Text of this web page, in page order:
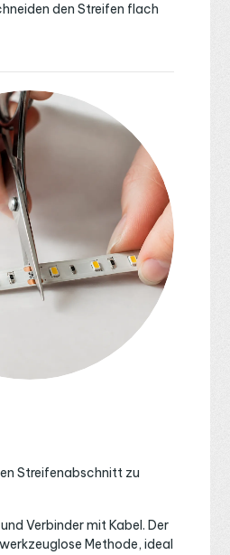
den Streifen flach
Streifenabschnitt zu
Verbinder mit Kabel. Der
Methode, ideal